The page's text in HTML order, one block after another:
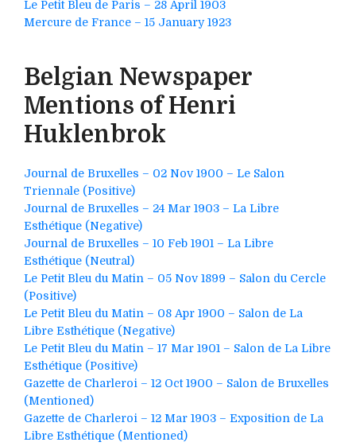
Le Petit Bleu de Paris – 28 April 1903
Mercure de France – 15 January 1923
Belgian Newspaper
Mentions of Henri
Huklenbrok
Journal de Bruxelles – 02 Nov 1900 – Le Salon
Triennale (Positive)
Journal de Bruxelles – 24 Mar 1903 – La Libre
Esthétique (Negative)
Journal de Bruxelles – 10 Feb 1901 – La Libre
Esthétique (Neutral)
Le Petit Bleu du Matin – 05 Nov 1899 – Salon du Cercle
(Positive)
Le Petit Bleu du Matin – 08 Apr 1900 – Salon de La
Libre Esthétique (Negative)
Le Petit Bleu du Matin – 17 Mar 1901 – Salon de La Libre
Esthétique (Positive)
Gazette de Charleroi – 12 Oct 1900 – Salon de Bruxelles
(Mentioned)
Gazette de Charleroi – 12 Mar 1903 – Exposition de La
Libre Esthétique (Mentioned)